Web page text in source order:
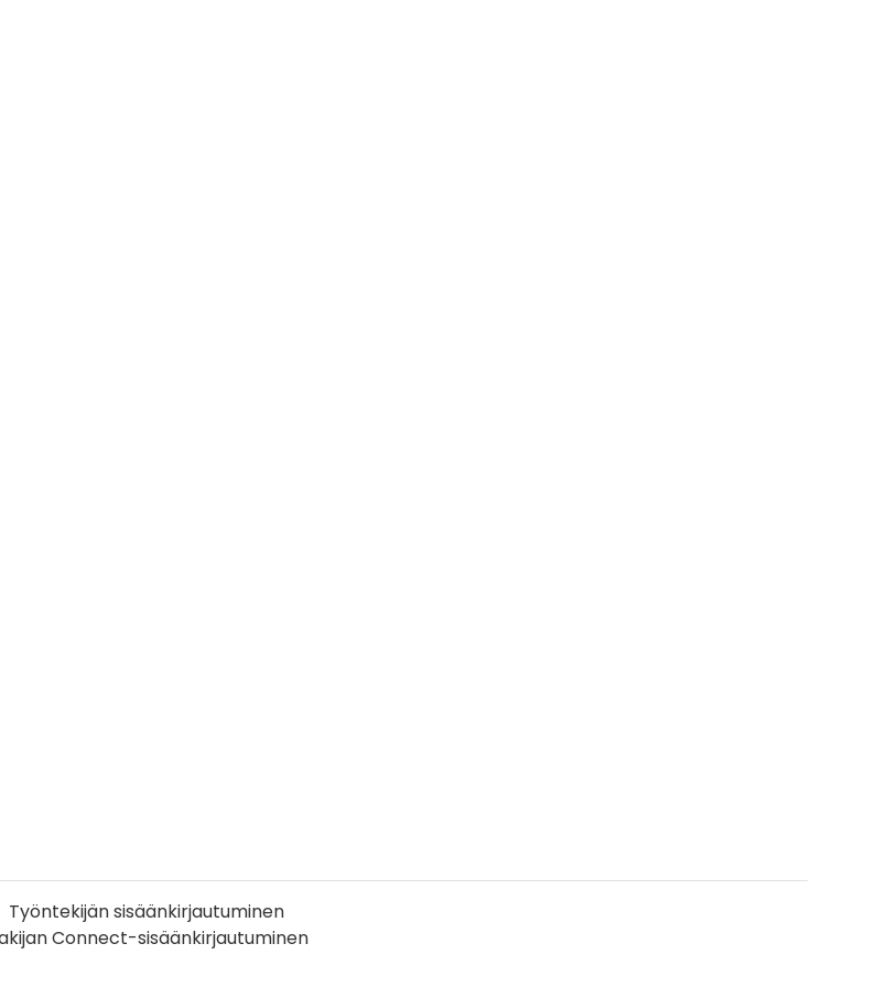
Työntekijän sisäänkirjautuminen
Connect-sisäänkirjautuminen